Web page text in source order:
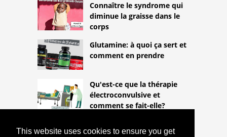
This website uses cookies to ensure you get
Connaître le syndrome qui
diminue la graisse dans le
corps
Glutamine: à quoi ça sert et
comment en prendre
Qu'est-ce que la thérapie
électroconvulsive et
comment se fait-elle?